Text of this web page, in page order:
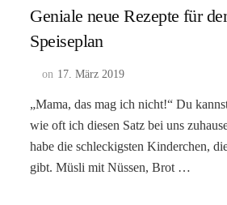
Geniale neue Rezepte für
Speiseplan
on 17. März 2019
„Mama, das mag ich nicht!“ Du
wie oft ich diesen Satz bei uns
habe die schleckigsten Kinderchen,
gibt. Müsli mit Nüssen, Brot …